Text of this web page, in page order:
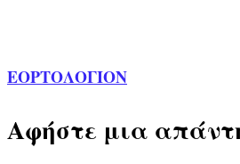
ΕΟΡΤΟΛΟΓΙΟΝ
Αφήστε μια